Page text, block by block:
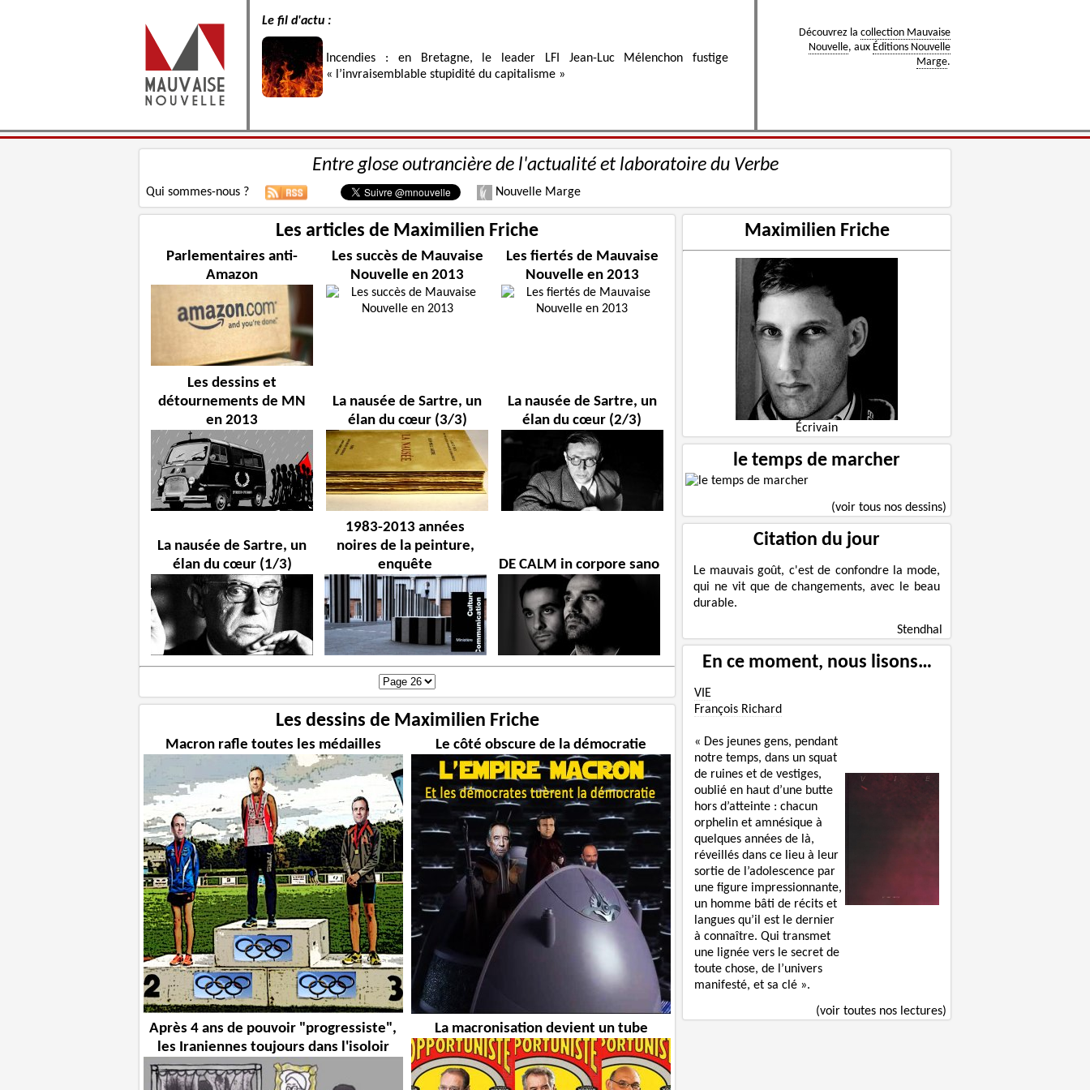
Le fil d'actu :
Incendies : en Bretagne, le leader LFI Jean-Luc Mélenchon fustige
« l’invraisemblable stupidité du capitalisme »
Découvrez la collection Mauvaise
Nouvelle, aux Éditions Nouvelle
Marge.
Entre glose outrancière de l'actualité et laboratoire du Verbe
Qui sommes-nous ? Nouvelle Marge
Les articles de Maximilien Friche
Parlementaires anti-
Amazon
Les succès de Mauvaise
Nouvelle en 2013
Les fiertés de Mauvaise
Nouvelle en 2013
Les dessins et
détournements de MN
en 2013
La nausée de Sartre, un
élan du cœur (3/3)
La nausée de Sartre, un
élan du cœur (2/3)
La nausée de Sartre, un
élan du cœur (1/3)
1983-2013 années
noires de la peinture,
enquête
DE CALM in corpore sano
Les dessins de Maximilien Friche
Macron rafle toutes les médailles Le côté obscure de la démocratie
Après 4 ans de pouvoir "progressiste",
les Iraniennes toujours dans l'isoloir
La macronisation devient un tube
Maximilien Friche
Écrivain
le temps de marcher
(voir tous nos dessins)
Citation du jour
Le mauvais goût, c'est de confondre la mode,
qui ne vit que de changements, avec le beau
durable.
Stendhal
En ce moment, nous lisons…
VIE
François Richard
« Des jeunes gens, pendant
notre temps, dans un squat
de ruines et de vestiges,
oublié en haut d’une butte
hors d’atteinte : chacun
orphelin et amnésique à
quelques années de là,
réveillés dans ce lieu à leur
sortie de l’adolescence par
une figure impressionnante,
un homme bâti de récits et
langues qu’il est le dernier
à connaître. Qui transmet
une lignée vers le secret de
toute chose, de l’univers
manifesté, et sa clé ».
(voir toutes nos lectures)